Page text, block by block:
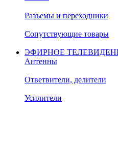
Разъемы и переходники
Сопутствующие товары
ЭФИРНОЕ
Антенны
Ответвители, делители
Усилители